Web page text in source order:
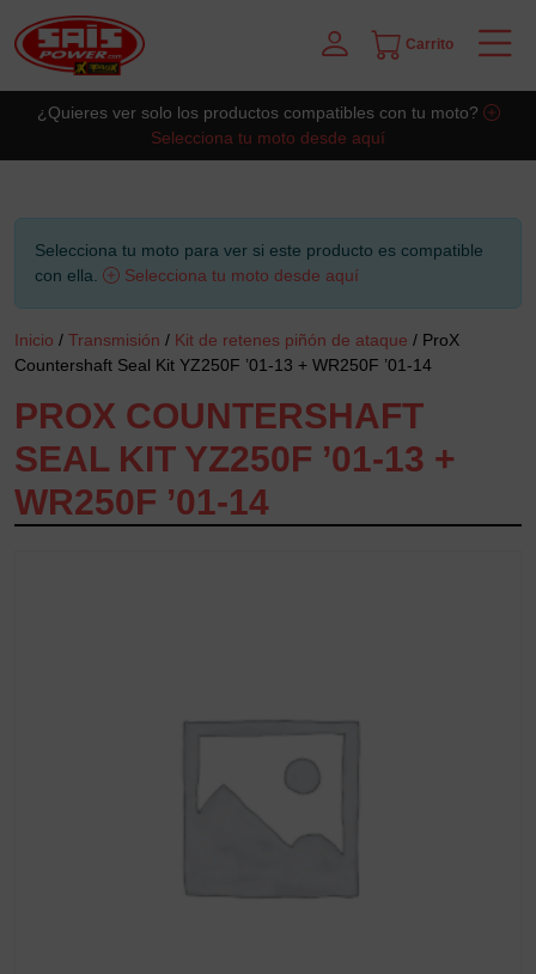
Carrito
¿Quieres ver solo los productos compatibles con tu moto?
Selecciona tu moto desde aquí
Selecciona tu moto para ver si este producto es compatible
con ella.
Selecciona tu moto desde aquí
Inicio / Transmisión / Kit de retenes piñón de ataque / ProX
Countershaft Seal Kit YZ250F ’01-13 + WR250F ’01-14
PROX COUNTERSHAFT
SEAL KIT YZ250F ’01-13 +
WR250F ’01-14